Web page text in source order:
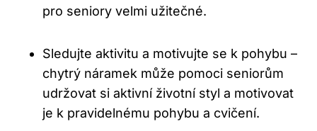
pro seniory ⁢velmi užitečné.
Sledujte aktivitu a motivujte se k ⁣pohybu –
chytrý náramek může pomoci ⁢seniorům
udržovat si​ aktivní ⁢životní styl a⁢ motivovat
je k pravidelnému pohybu‌ a cvičení.